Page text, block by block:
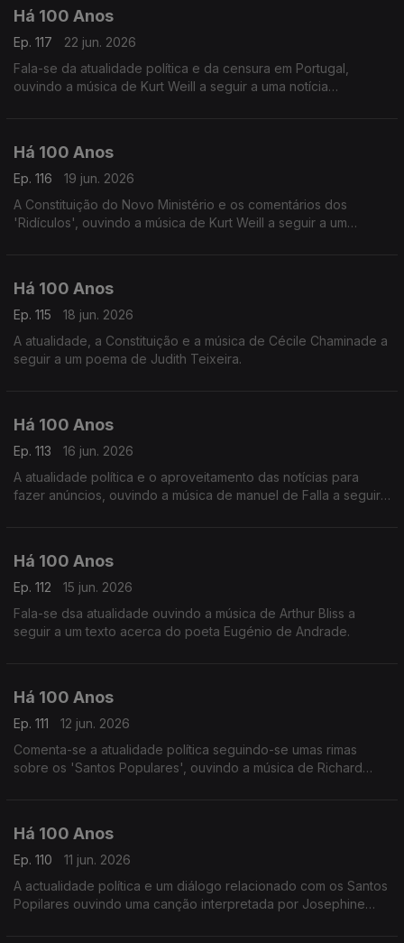
Há 100 Anos
Ep. 117
22 jun. 2026
Fala-se da atualidade política e da censura em Portugal,
ouvindo a música de Kurt Weill a seguir a uma notícia
Há 100 Anos
Ep. 116
19 jun. 2026
A Constituição do Novo Ministério e os comentários dos
'Ridículos', ouvindo a música de Kurt Weill a seguir a um
Há 100 Anos
Ep. 115
18 jun. 2026
A atualidade, a Constituição e a música de Cécile Chaminade a
seguir a um poema de Judith Teixeira.
Há 100 Anos
Ep. 113
16 jun. 2026
A atualidade política e o aproveitamento das notícias para
fazer anúncios, ouvindo a música de manuel de Falla a seguir
Há 100 Anos
Ep. 112
15 jun. 2026
Fala-se dsa atualidade ouvindo a música de Arthur Bliss a
seguir a um texto acerca do poeta Eugénio de Andrade.
Há 100 Anos
Ep. 111
12 jun. 2026
Comenta-se a atualidade política seguindo-se umas rimas
sobre os 'Santos Populares', ouvindo a música de Richard
Há 100 Anos
Ep. 110
11 jun. 2026
A actualidade política e um diálogo relacionado com os Santos
Popilares ouvindo uma canção interpretada por Josephine